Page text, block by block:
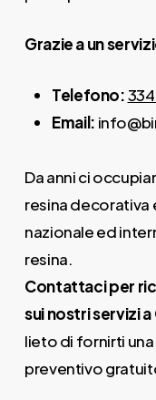
Grazie a un
Telefono:
Email:
Da anni ci
resina decorativa
nazionale ed
resina.
Contattaci per
sui nostri servizi a
lieto di fornirti
preventivo